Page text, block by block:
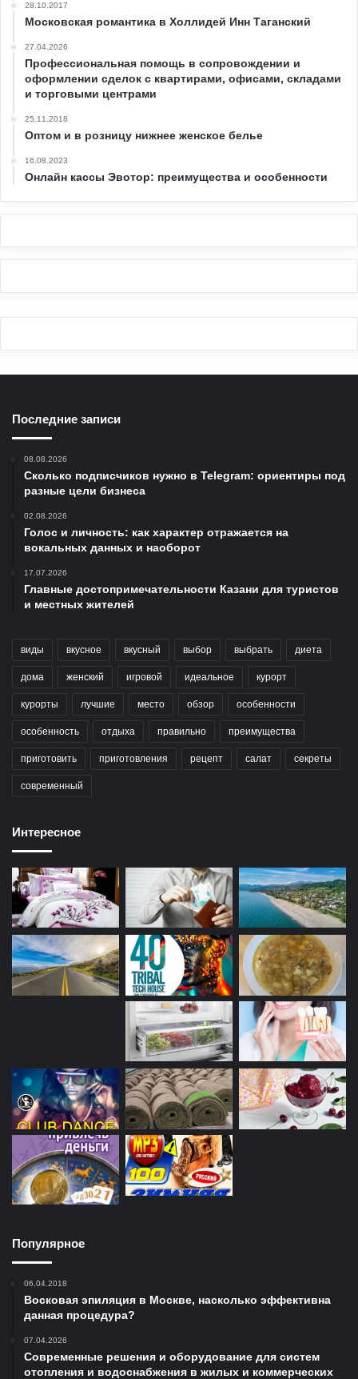
28.10.2017
Московская романтика в Холлидей Инн Таганский
27.04.2026
Профессиональная помощь в сопровождении и
оформлении сделок с квартирами, офисами, складами
и торговыми центрами
25.11.2018
Оптом и в розницу нижнее женское белье
16.08.2023
Онлайн кассы Эвотор: преимущества и особенности
Последние записи
08.08.2026
Сколько подписчиков нужно в Telegram: ориентиры под
разные цели бизнеса
02.08.2026
Голос и личность: как характер отражается на
вокальных данных и наоборот
17.07.2026
Главные достопримечательности Казани для туристов
и местных жителей
виды вкусное вкусный выбор выбрать диета
дома женский игровой идеальное курорт
курорты лучшие место обзор особенности
особенность отдыха правильно преимущества
приготовить приготовления рецепт салат секреты
современный
Интересное
Популярное
06.04.2018
Восковая эпиляция в Москве, насколько эффективна
данная процедура?
07.04.2026
Современные решения и оборудование для систем
отопления и водоснабжения в жилых и коммерческих